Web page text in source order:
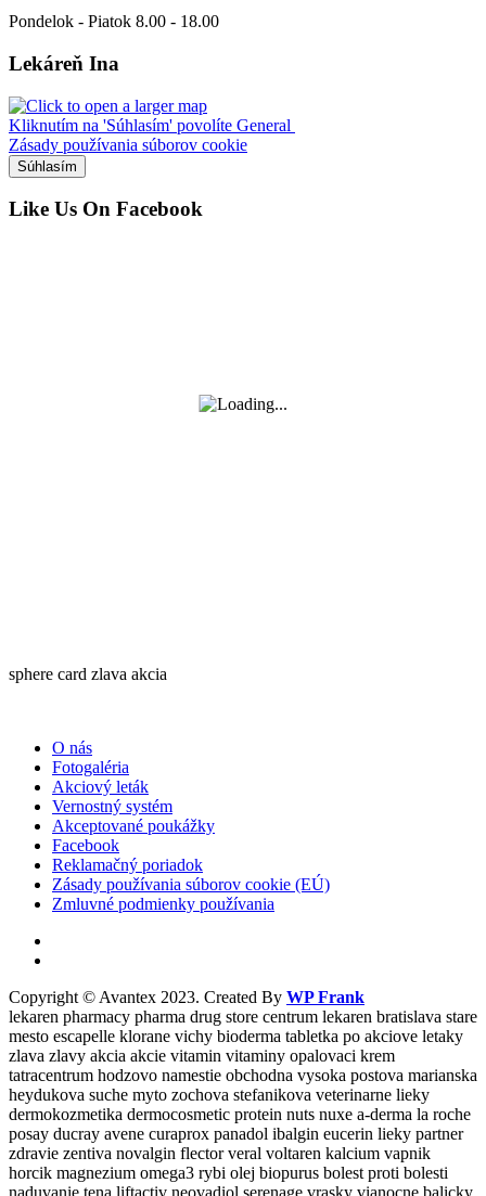
Pondelok - Piatok 8.00 - 18.00
Lekáreň Ina
Kliknutím na 'Súhlasím' povolíte General
Zásady používania súborov cookie
Súhlasím
Like Us On Facebook
Zásady používania súborov cookie
sphere card zlava akcia
O nás
Fotogaléria
Akciový leták
Vernostný systém
Akceptované poukážky
Facebook
Reklamačný poriadok
Zásady používania súborov cookie (EÚ)
Zmluvné podmienky používania
Copyright © Avantex 2023. Created By WP Frank
lekaren pharmacy pharma drug store centrum lekaren bratislava stare
mesto escapelle klorane vichy bioderma tabletka po akciove letaky
zlava zlavy akcia akcie vitamin vitaminy opalovaci krem
tatracentrum hodzovo namestie obchodna vysoka postova marianska
heydukova suche myto zochova stefanikova veterinarne lieky
dermokozmetika dermocosmetic protein nuts nuxe a-derma la roche
posay ducray avene curaprox panadol ibalgin eucerin lieky partner
zdravie zentiva novalgin flector veral voltaren kalcium vapnik
horcik magnezium omega3 rybi olej biopurus bolest proti bolesti
naduvanie tena liftactiv neovadiol serenage vrasky vianocne balicky